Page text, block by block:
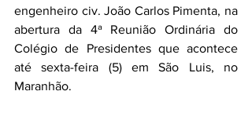
engenheiro civ. João Carlos Pimenta, na
abertura da 4ª Reunião Ordinária do
Colégio de Presidentes que acontece
até sexta-feira (5) em São Luis, no
Maranhão.